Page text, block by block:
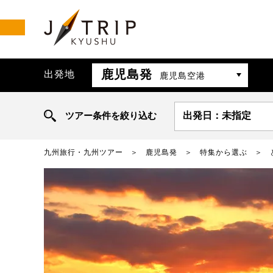
出発地 鹿児島発 鹿児島空港
ツアー条件を絞り込む 出発日：未指定
九州旅行・九州ツアー 鹿児島発 特集から選ぶ